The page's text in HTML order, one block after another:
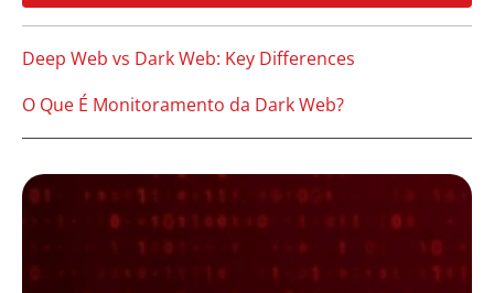
Deep Web vs Dark Web: Key Differences
O Que É Monitoramento da Dark Web?